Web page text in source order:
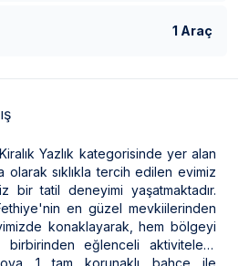
1 Araç
Yazlık kategorisinde yer alan
olarak sıklıkla tercih edilen evimiz
bir tatil deneyimi yaşatmaktadır.
en güzel mevkiilerinden
konaklayarak, hem bölgeyi
birbirinden eğlenceli aktivitelere
1 tam korunaklı bahçe ile